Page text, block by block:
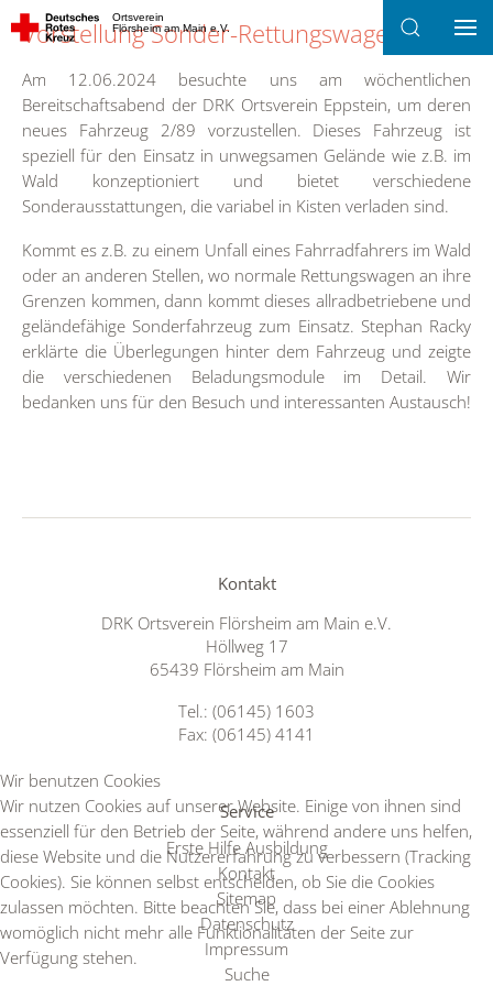
Ortsverein
Flörsheim am Main e.V.
Vorstellung Sonder-Rettungswagen 2/89
Am 12.06.2024 besuchte uns am wöchentlichen
Bereitschaftsabend der DRK Ortsverein Eppstein, um deren
neues Fahrzeug 2/89 vorzustellen. Dieses Fahrzeug ist
speziell für den Einsatz in unwegsamen Gelände wie z.B. im
Wald konzeptioniert und bietet verschiedene
Sonderausstattungen, die variabel in Kisten verladen sind.
Kommt es z.B. zu einem Unfall eines Fahrradfahrers im Wald
oder an anderen Stellen, wo normale Rettungswagen an ihre
Grenzen kommen, dann kommt dieses allradbetriebene und
geländefähige Sonderfahrzeug zum Einsatz. Stephan Racky
erklärte die Überlegungen hinter dem Fahrzeug und zeigte
die verschiedenen Beladungsmodule im Detail. Wir
bedanken uns für den Besuch und interessanten Austausch!
Kontakt
DRK Ortsverein Flörsheim am Main e.V.
Höllweg 17
65439 Flörsheim am Main
Tel.: (06145) 1603
Fax: (06145) 4141
Service
Erste Hilfe Ausbildung
Kontakt
Sitemap
Datenschutz
Impressum
Suche
Wir benutzen Cookies
Wir nutzen Cookies auf unserer Website. Einige von ihnen sind
essenziell für den Betrieb der Seite, während andere uns helfen,
diese Website und die Nutzererfahrung zu verbessern (Tracking
Cookies). Sie können selbst entscheiden, ob Sie die Cookies
zulassen möchten. Bitte beachten Sie, dass bei einer Ablehnung
womöglich nicht mehr alle Funktionalitäten der Seite zur
Verfügung stehen.